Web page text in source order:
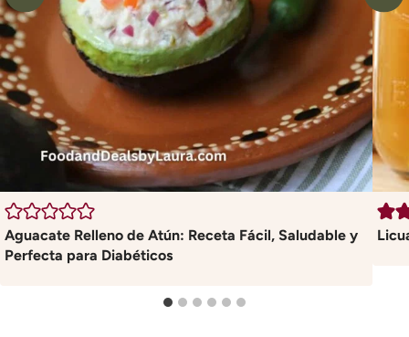
Aguacate Relleno de Atún: Receta Fácil, Saludable y
Perfecta para Diabéticos